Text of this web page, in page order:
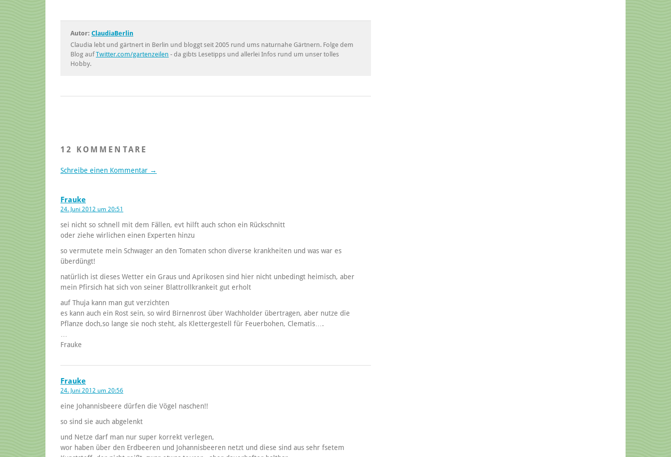
Autor: ClaudiaBerlin
Claudia lebt und gärtnert in Berlin und bloggt seit 2005 rund ums naturnahe Gärtnern. Folge dem
Blog aufTwitter.com/gartenzeilen - da gibts Lesetipps und allerlei Infos rund um unser tolles
Hobby.
12 KOMMENTARE
Schreibe einen Kommentar →
Frauke
24. Juni 2012 um 20:51
sei nicht so schnell mit dem Fällen, evt hilft auch schon ein Rückschnitt
oder ziehe wirlichen einen Experten hinzu
so vermutete mein Schwager an den Tomaten schon diverse krankheiten und was war es
überdüngt!
natürlich ist dieses Wetter ein Graus und Aprikosen sind hier nicht unbedingt heimisch, aber
mein Pfirsich hat sich von seiner Blattrollkrankeit gut erholt
auf Thuja kann man gut verzichten
es kann auch ein Rost sein, so wird Birnenrost über Wachholder übertragen, aber nutze die
Pflanze doch,so lange sie noch steht, als Klettergestell für Feuerbohen, Clematis….
Frauke
Frauke
24. Juni 2012 um 20:56
eine Johannisbeere dürfen die Vögel naschen!!
so sind sie auch abgelenkt
und Netze darf man nur super korrekt verlegen,
wor haben über den Erdbeeren und Johannisbeeren netzt und diese sind aus sehr fsetem